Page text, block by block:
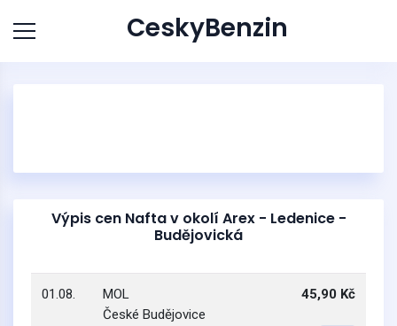
CeskyBenzin
Výpis cen Nafta v okolí Arex - Ledenice -
Budějovická
01.08.
MOL
České Budějovice
45,90 Kč